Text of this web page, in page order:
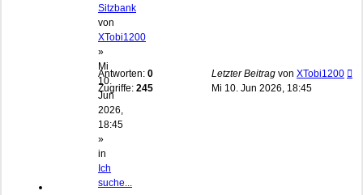
Sitzbank
von
XTobi1200
»
Mi
10.
Jun
2026,
18:45
»
in
Ich
suche...
Antworten: 0
Zugriffe: 245
Letzter Beitrag von XTobi1200
Mi 10. Jun 2026, 18:45